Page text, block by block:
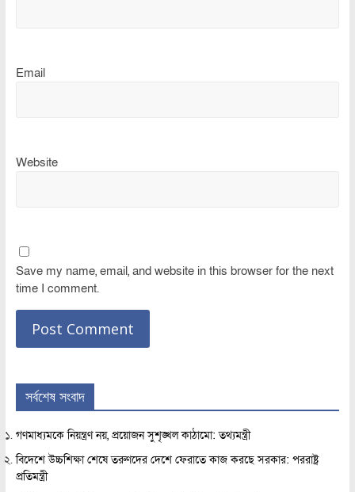
Email
Website
Save my name, email, and website in this browser for the next
time I comment.
সর্বশেষ সংবাদ
গণমাধ্যমকে নিয়ন্ত্রণ নয়, প্রয়োজন সুশৃঙ্খল কাঠামো: তথ্যমন্ত্রী
বিদেশে উচ্চশিক্ষা শেষে তরুণদের দেশে ফেরাতে কাজ করছে সরকার: পররাষ্ট্র
প্রতিমন্ত্রী